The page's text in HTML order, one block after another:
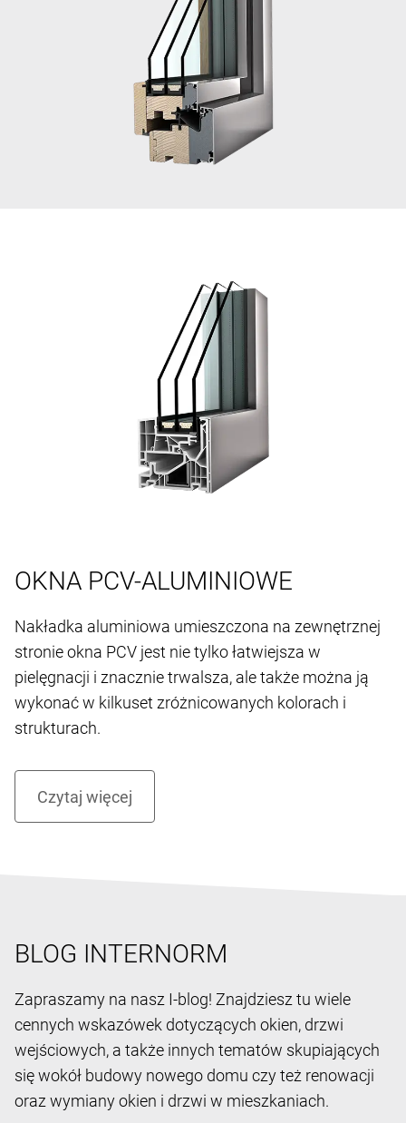
OKNA PCV-ALUMINIOWE
Nakładka aluminiowa umieszczona na zewnętrznej
stronie okna PCV jest nie tylko łatwiejsza w
pielęgnacji i znacznie trwalsza, ale także można ją
wykonać w kilkuset zróżnicowanych kolorach i
strukturach.
BLOG INTERNORM
Zapraszamy na nasz I-blog! Znajdziesz tu wiele
cennych wskazówek dotyczących okien, drzwi
wejściowych, a także innych tematów skupiających
się wokół budowy nowego domu czy też renowacji
oraz wymiany okien i drzwi w mieszkaniach.